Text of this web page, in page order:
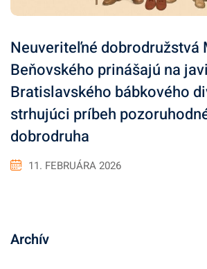
Neuveriteľné dobrodružstvá
Beňovského prinášajú na
Bratislavského bábkového
strhujúci príbeh
dobrodruha
11. FEBRUÁRA 2026
Archív